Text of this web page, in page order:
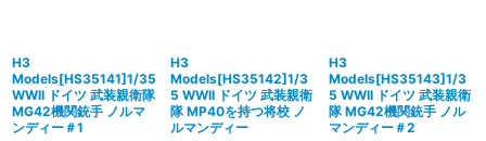
H3
Models[HS35141]1/35
WWII ドイツ 武装親衛隊
MG42機関銃手 ノルマ
ンディー＃1
H3
Models[HS35142]1/3
5 WWII ドイツ 武装親衛
隊 MP40を持つ将校 ノ
ルマンディー
H3
Models[HS35143]1/3
5 WWII ドイツ 武装親衛
隊 MG42機関銃手 ノル
マンディー＃2